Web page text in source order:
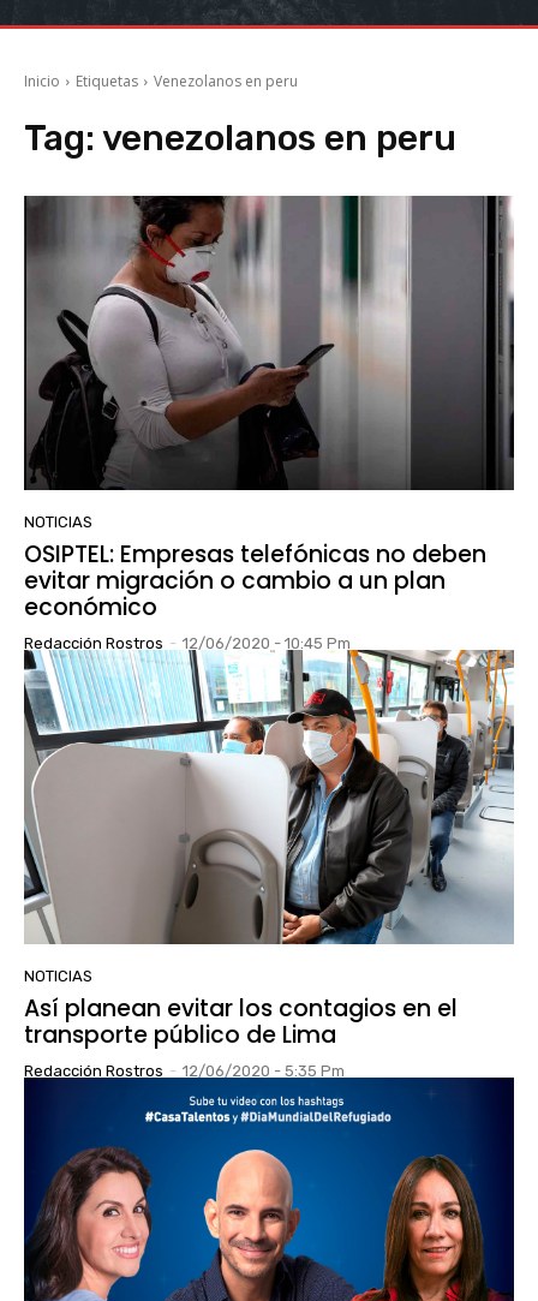
Inicio Etiquetas Venezolanos en peru
Tag: venezolanos en peru
NOTICIAS
OSIPTEL: Empresas telefónicas no deben
evitar migración o cambio a un plan
económico
Redacción Rostros - 12/06/2020 - 10:45 Pm
NOTICIAS
Así planean evitar los contagios en el
transporte público de Lima
Redacción Rostros - 12/06/2020 - 5:35 Pm